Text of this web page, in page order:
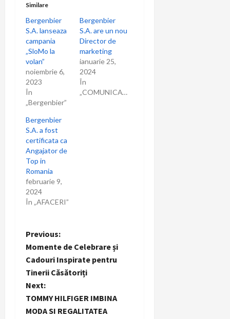
r
t
i
c
o
l
e
Similare
Bergenbier
S.A. lanseaza
campania
„SloMo la
volan”
noiembrie 6,
2023
În
„Bergenbier”
Bergenbier
S.A. are un nou
Director de
marketing
ianuarie 25,
2024
În
„COMUNICAT”
Bergenbier
S.A. a fost
certificata ca
Angajator de
Top in
Romania
februarie 9,
2024
În „AFACERI”
P
o
s
t
Previous:
Momente de Celebrare și
Cadouri Inspirate pentru
Tinerii Căsătoriți
Next:
TOMMY HILFIGER IMBINA
MODA SI REGALITATEA